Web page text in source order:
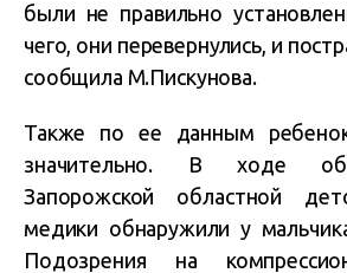
были не правильно
чего, они перевернулись, и
сообщила М.Пискунова.
Также по ее данным
значительно. В ходе
Запорожской областной
медики обнаружили у
Подозрения на